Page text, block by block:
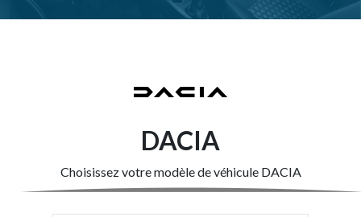
DACIA
Choisissez votre modèle de véhicule DACIA